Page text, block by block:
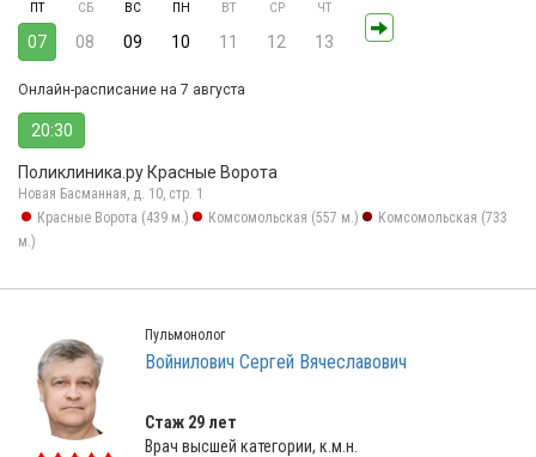
ПТ
07
СБ
08
ВС
09
ПН
10
ВТ
11
СР
12
ЧТ
13
Онлайн-расписание на 7 августа
20:30
Поликлиника.ру Красные Ворота
Новая Басманная, д. 10, стр. 1
Красные Ворота (439 м.)
Комсомольская (557 м.)
Комсомольская (733
м.)
Пульмонолог
Войнилович Сергей Вячеславович
Стаж 29 лет
Врач высшей категории, к.м.н.